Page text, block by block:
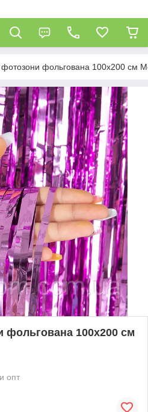
фольгована 100х200 см
100х200 см
опт